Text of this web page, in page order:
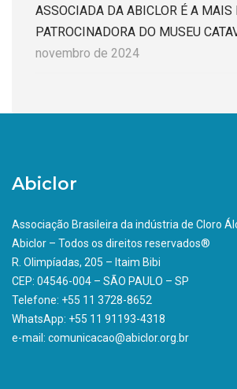
ASSOCIADA DA ABICLOR É A MAIS
PATROCINADORA DO MUSEU
novembro de 2024
Abiclor
Associação Brasileira da indústria de Cloro
Abiclor – Todos os direitos reservados®
R. Olimpíadas, 205 – Itaim Bibi
CEP: 04546-004 – SÃO PAULO – SP
Telefone: +55 11 3728-8652
WhatsApp: +55 11 91193-4318
e-mail: comunicacao@abiclor.org.br